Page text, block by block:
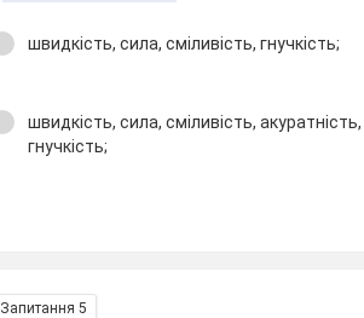
швидкість, сила, сміливість, гнучкість;
швидкість, сила, сміливість, акуратність,
гнучкість;
Запитання 5